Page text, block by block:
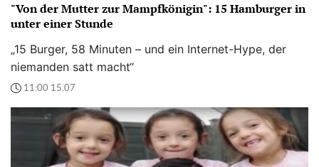
"Von der Mutter zur Mampfkönigin": 15 Hamburger in
unter einer Stunde
„15 Burger, 58 Minuten – und ein Internet-Hype, der
niemanden satt macht“
11:00 15.07